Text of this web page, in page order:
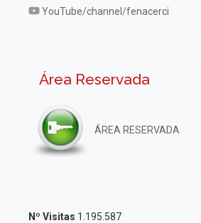
YouTube/channel/fenacerci
Área Reservada
ÁREA RESERVADA
Nº Visitas 1.195.587